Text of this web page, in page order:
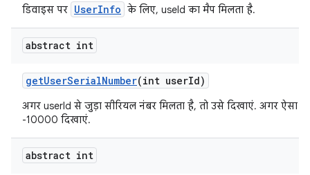
डिवाइस पर UserInfo के लिए, useId का मैप मिलता है.
abstract int
getUserSerialNumber(int userId)
अगर userId से जुड़ा सीरियल नंबर मिलता है, तो उसे दिखाएं. अगर ऐसा
-10000 दिखाएं.
abstract int